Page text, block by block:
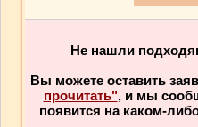
Не нашли
Вы можете оставить
прочитать", и мы
появится на каком-